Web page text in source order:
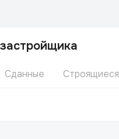
Сданные Строящиеся